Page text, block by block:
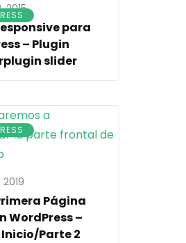
2015
para
– Plugin
slider
Página
WordPress –
Parte 2